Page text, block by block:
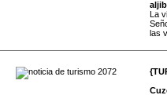
La
las